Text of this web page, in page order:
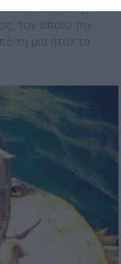
την Αθήνα» ή
τον οποίο την
τη μια ήταν τα